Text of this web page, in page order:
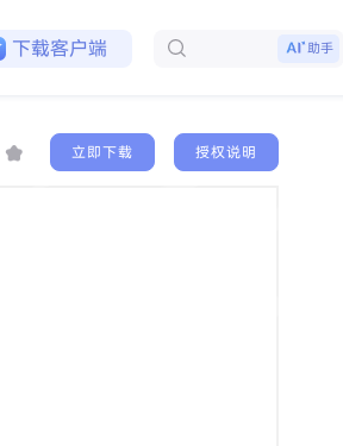
下载客户端
助手
立即下载 授权说明